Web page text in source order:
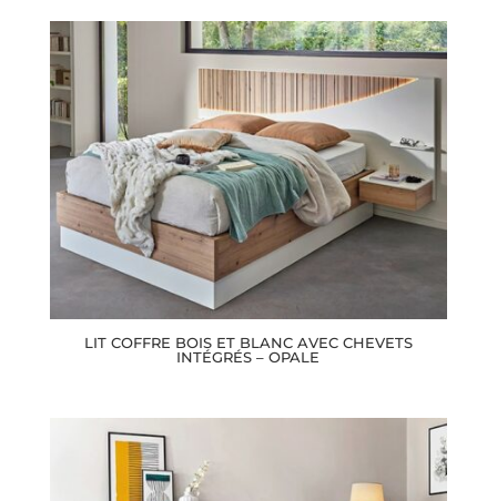
LIT COFFRE BOIS ET BLANC AVEC CHEVETS
INTÉGRÉS – OPALE